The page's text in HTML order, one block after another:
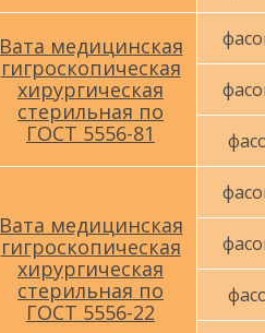
Вата медицинская
гигроскопическая
хирургическая
стерильная по
ГОСТ 5556-81
Вата медицинская
гигроскопическая
хирургическая
стерильная по
ГОСТ 5556-22